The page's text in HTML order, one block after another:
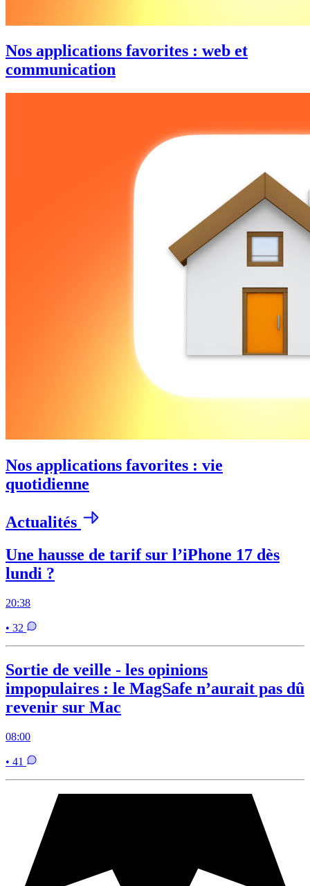
Nos applications favorites : web et
communication
Nos applications favorites : vie
quotidienne
Actualités
Une hausse de tarif sur l’iPhone 17 dès
lundi ?
20:38
• 32
Sortie de veille - les opinions
impopulaires : le MagSafe n’aurait pas dû
revenir sur Mac
08:00
• 41